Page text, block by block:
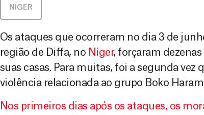
NÍGER
Os ataques que ocorreram no dia 3 de
região de Diffa, no Níger, forçaram
suas casas. Para muitas, foi a segunda vez
violência relacionada ao grupo Boko
Nos primeiros dias após os ataques, os